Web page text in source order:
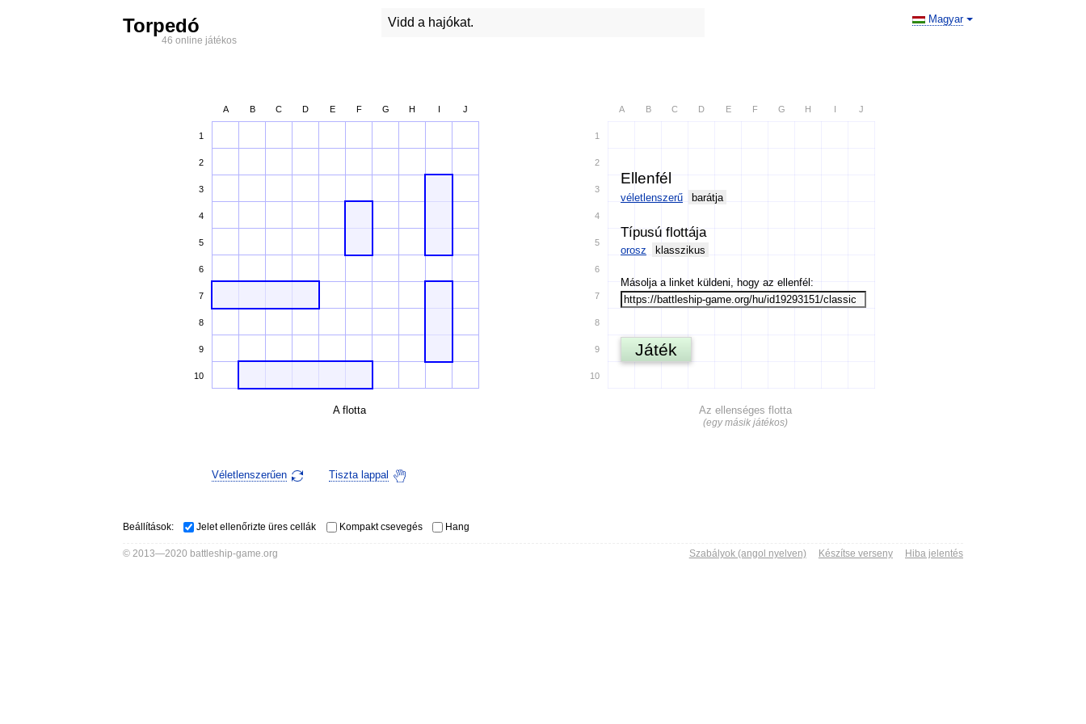
Torpedó
46 online játékos
Magyar
Vidd a hajókat.
1
A B C D E F G H I J
2
3
4
5
6
7
8
9
10
A flotta
Véletlenszerűen Tiszta lappal
1
A B C D E F G H I J
2
3
4
5
6
7
8
9
10
Az ellenséges flotta
(egy másik játékos)
Ellenfél
véletlenszerű barátja
Típusú flottája
orosz klasszikus
Másolja a linket küldeni, hogy az ellenfél:
Játék
Beállítások: Jelet ellenőrizte üres cellák Kompakt csevegés Hang
© 2013—2020 battleship-game.org Szabályok (angol nyelven) Készítse verseny Hiba jelentés